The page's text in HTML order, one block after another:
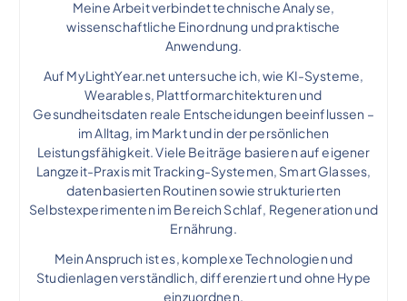
Meine Arbeit verbindet technische Analyse,
wissenschaftliche Einordnung und praktische
Anwendung.
Auf MyLightYear.net untersuche ich, wie KI-Systeme,
Wearables, Plattformarchitekturen und
Gesundheitsdaten reale Entscheidungen beeinflussen –
im Alltag, im Markt und in der persönlichen
Leistungsfähigkeit. Viele Beiträge basieren auf eigener
Langzeit-Praxis mit Tracking-Systemen, Smart Glasses,
datenbasierten Routinen sowie strukturierten
Selbstexperimenten im Bereich Schlaf, Regeneration und
Ernährung.
Mein Anspruch ist es, komplexe Technologien und
Studienlagen verständlich, differenziert und ohne Hype
einzuordnen.